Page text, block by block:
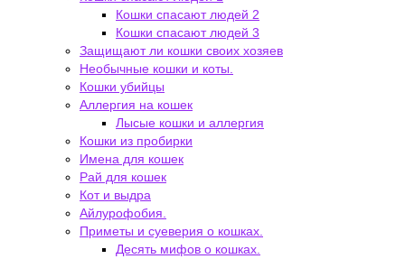
Кошки спасают людей 2
Кошки спасают людей 3
Защищают ли кошки своих хозяев
Необычные кошки и коты.
Кошки убийцы
Аллергия на кошек
Лысые кошки и аллергия
Кошки из пробирки
Имена для кошек
Рай для кошек
Кот и выдра
Айлурофобия.
Приметы и суеверия о кошках.
Десять мифов о кошках.